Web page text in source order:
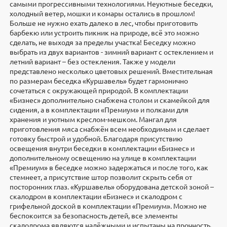
самыми прогрессивными технологиями. Неуютные беседки,
холодный ветер, мошки и комары остались в прошлом!
Больше не нужно ехать далеко в лес, чтобы приготовить
барбекю или устроить пикник на природе, всё это можно
сделать, не выходя за пределы участка! Беседку можно
выбрать из двух вариантов - зимний вариант с остеклением и
летний вариант – без остекления. Также у модели
представлено несколько цветовых решений. Вместительная
по размерам беседка «Куршавель» будет гармонично
сочетаться с окружающей природой. В комплектации
«Бизнес» дополнительно снабжена столом и скамейкой для
сидения, а в комплектации «Премиум» и полками для
хранения и уютным креслом-мешком. Мангал для
приготовления мяса снабжён всем необходимым и сделает
готовку быстрой и удобной. Благодаря присутствию
освещения внутри беседки в комплектации «Бизнес» и
дополнительному освещению на улице в комплектации
«Премиум» в беседке можно задержаться и после того, как
стемнеет, а присутствие штор позволит скрыть себя от
посторонних глаз. «Куршавель» оборудована детской зоной –
скалодром в комплектации «Бизнес» и скалодром с
грифельной доской в комплектации «Премиум». Можно не
беспокоится за безопасность детей, все элементы
скалодрома являются надёжными и испытаны на прочность.